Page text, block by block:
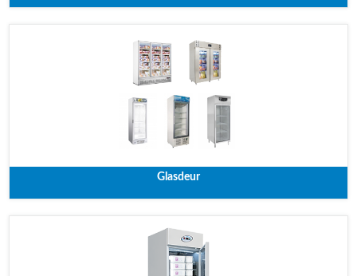
Glasdeur